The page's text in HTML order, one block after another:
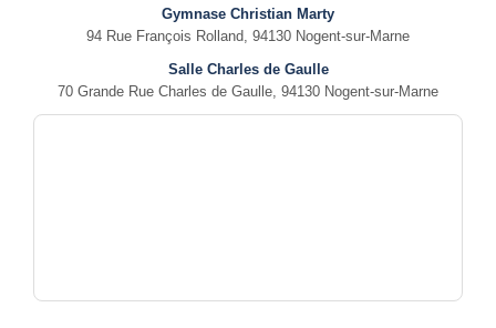
Gymnase Christian Marty
94 Rue François Rolland, 94130 Nogent-sur-Marne
Salle Charles de Gaulle
70 Grande Rue Charles de Gaulle, 94130 Nogent-sur-Marne